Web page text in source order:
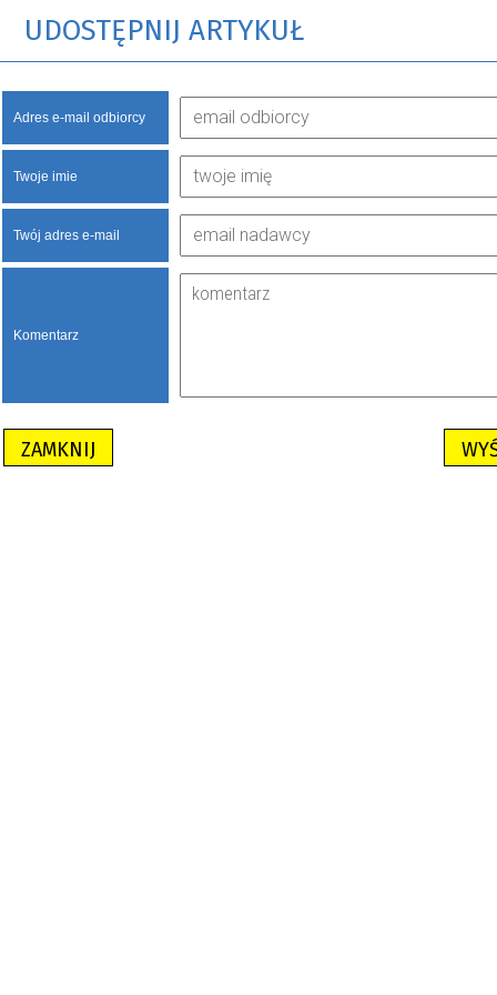
UDOSTĘPNIJ ARTYKUŁ
Adres e-mail odbiorcy
Twoje imie
Twój adres e-mail
Komentarz